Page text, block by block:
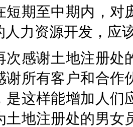
短期至中期内，对
人力资源开发，应
次感谢土地注册处
谢所有客户和合作
是这样能增加人们
土地注册处的男女